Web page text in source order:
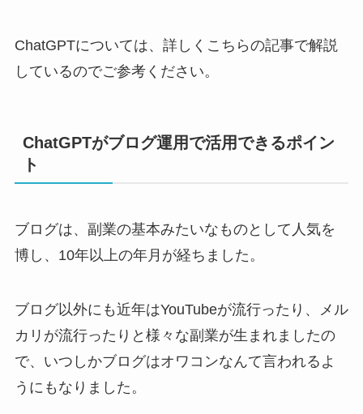
ChatGPTについては、詳しくこちらの記事で解説
しているのでご参考ください。
ChatGPTがブログ運用で活用できるポイン
ト
ブログは、副業の基本みたいなものとして人気を
博し、10年以上の年月が経ちました。
ブログ以外にも近年はYouTubeが流行ったり、メル
カリが流行ったりと様々な副業が生まれましたの
で、いつしかブログはオワコンなんて言われるよ
うにもなりました。